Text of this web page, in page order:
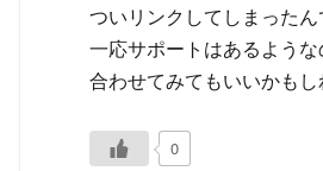
ついリンクしてしまったん
一応サポートはあるよう
合わせてみてもいいかもし
0